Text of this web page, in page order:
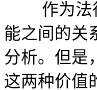
作为法律
能之间的关
分析。但是
这两种价值